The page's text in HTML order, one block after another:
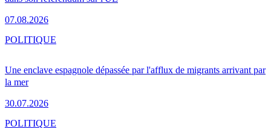
07.08.2026
Une enclave espagnole dépassée par l'afflux de migrants arrivant par
la mer
30.07.2026
POLITIQUE
POLITIQUE